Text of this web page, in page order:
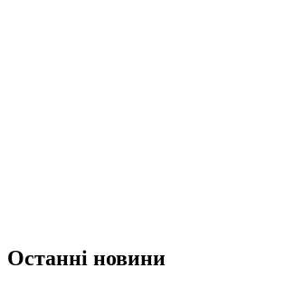
Останні новини